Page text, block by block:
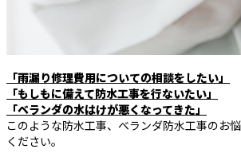
「雨漏り修理費用についての相談をしたい」
「もしもに備えて防水工事を行ないたい」
「ベランダの水はけが悪くなってきた」
このような防水工事、ベランダ防水工事のお
ください。